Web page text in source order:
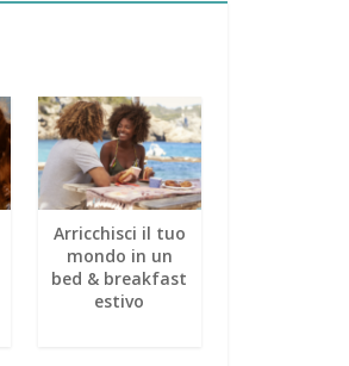
Arricchisci il tuo
mondo in un
bed & breakfast
estivo